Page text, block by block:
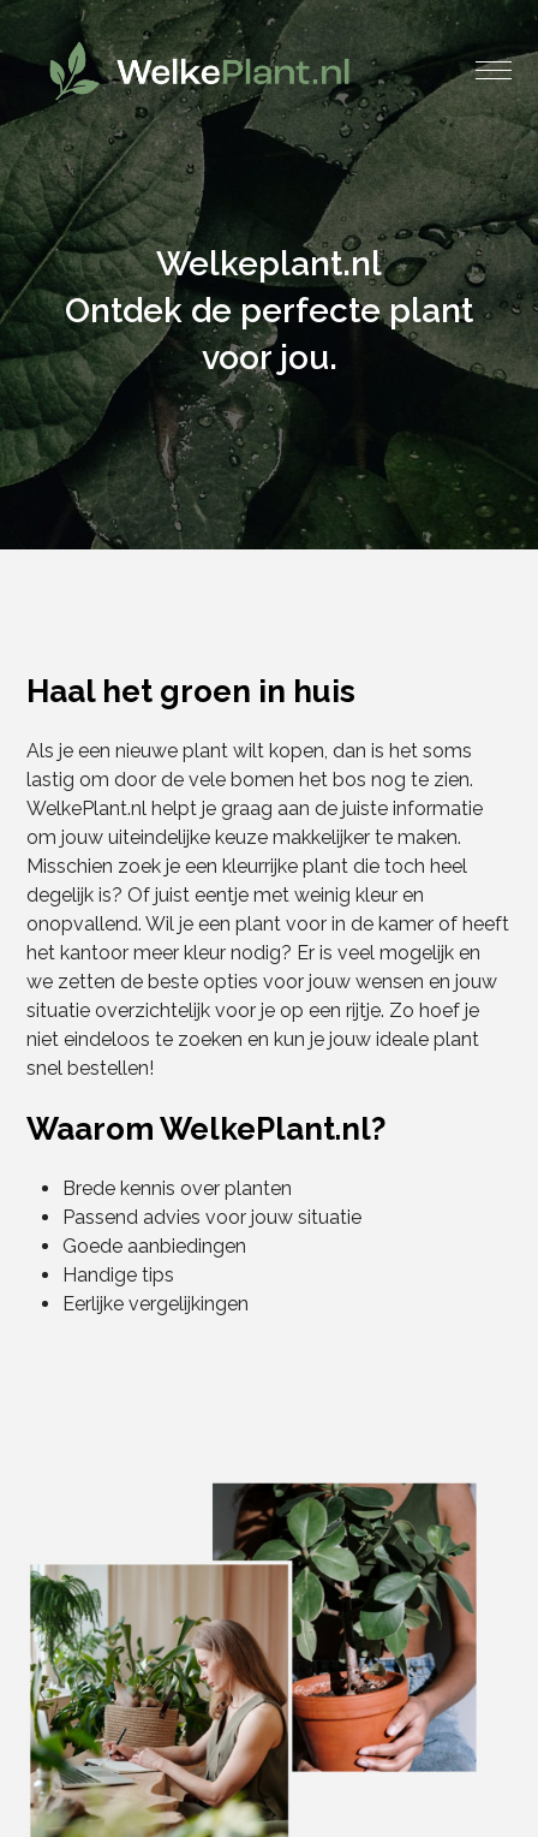
Welkeplant.nl
Ontdek de perfecte plant
voor jou.
Haal het groen in huis
Als je een nieuwe plant wilt kopen, dan is het soms
lastig om door de vele bomen het bos nog te zien.
WelkePlant.nl helpt je graag aan de juiste informatie
om jouw uiteindelijke keuze makkelijker te maken.
Misschien zoek je een kleurrijke plant die toch heel
degelijk is? Of juist eentje met weinig kleur en
onopvallend. Wil je een plant voor in de kamer of heeft
het kantoor meer kleur nodig? Er is veel mogelijk en
we zetten de beste opties voor jouw wensen en jouw
situatie overzichtelijk voor je op een rijtje. Zo hoef je
niet eindeloos te zoeken en kun je jouw ideale plant
snel bestellen!
Waarom WelkePlant.nl?
Brede kennis over planten
Passend advies voor jouw situatie
Goede aanbiedingen
Handige tips
Eerlijke vergelijkingen